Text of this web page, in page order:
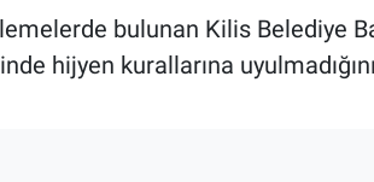
bulunan Kilis Belediye
hijyen kurallarına